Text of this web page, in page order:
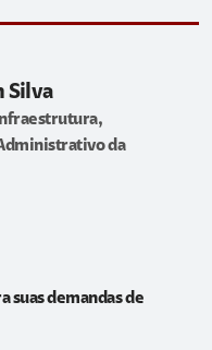
Silva
da
suas demandas de